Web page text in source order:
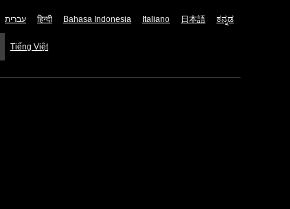
עברית हिन्दी Bahasa Indonesia Italiano 日本語 ಕನ್ನಡ
Tiếng Việt